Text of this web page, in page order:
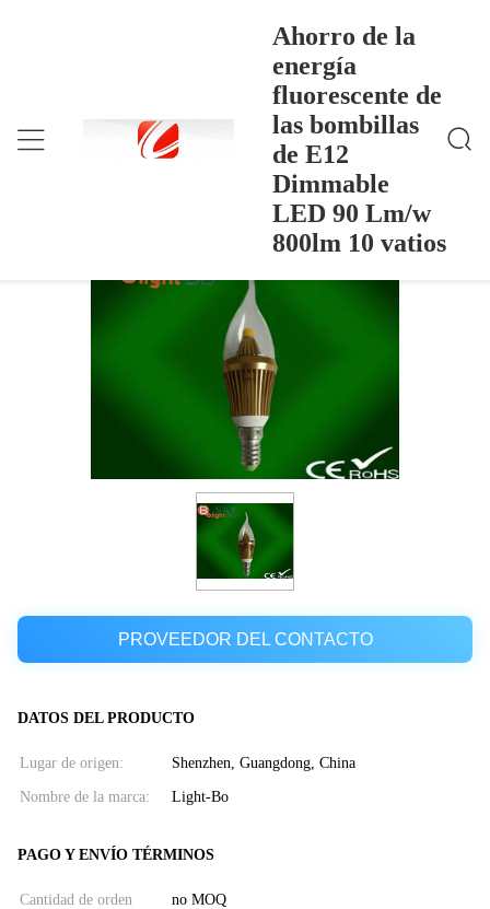
Ahorro de la
energía
fluorescente de
las bombillas
de E12
Dimmable
LED 90 Lm/w
800lm 10 vatios
Ahorro De La Energía Fluorescente De Las Bombilla
Ahorro de la energía fluorescente de las
bombillas de E12 Dimmable LED 90
PROVEEDOR DEL CONTACTO
DATOS DEL PRODUCTO
Lugar de origen: Shenzhen, Guangdong, China
Nombre de la marca: Light-Bo
PAGO Y ENVÍO TÉRMINOS
Cantidad de orden
no MOQ